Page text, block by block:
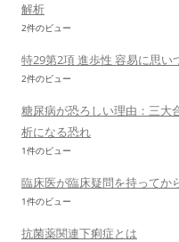
解析
2件のビュー
特29第2項 進歩性 容易に思い
2件のビュー
糖尿病が恐ろしい理由：三大
析になる恐れ
1件のビュー
臨床医が臨床疑問を持ってか
1件のビュー
抗菌薬関連下痢症とは